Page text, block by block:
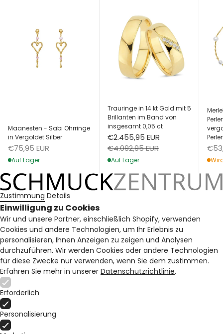
Maanesten - Sabi Ohrringe
in Vergoldet Silber
Angebot
€75,95 EUR
Auf Lager
Trauringe in 14 kt Gold mit 5
Brillanten im Band von
insgesamt 0,05 ct
Angebot
€2.455,95 EUR
Regulärer Preis
€4.092,95 EUR
Auf Lager
Zustimmung Details
Einwilligung zu Cookies
Wir und unsere Partner, einschließlich Shopify, verwenden
Cookies und andere Technologien, um Ihr Erlebnis zu
personalisieren, Ihnen Anzeigen zu zeigen und Analysen
durchzuführen. Wir werden Cookies oder andere Technologien
für diese Zwecke nur verwenden, wenn Sie dem zustimmen.
Erfahren Sie mehr in unserer Datenschutzrichtlinie.
Erforderlich
Personalisierung